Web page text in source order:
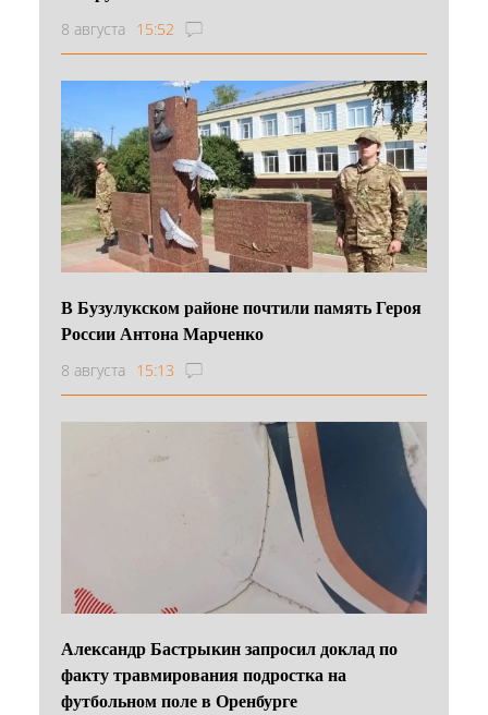
8 августа 15:52
В Бузулукском районе почтили память Героя
России Антона Марченко
8 августа 15:13
Александр Бастрыкин запросил доклад по
факту травмирования подростка на
футбольном поле в Оренбурге